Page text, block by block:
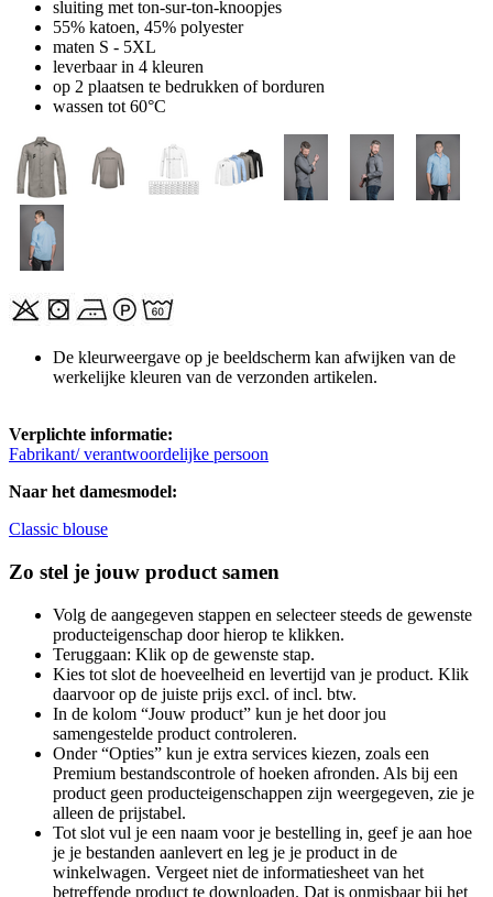
sluiting met ton-sur-ton-knoopjes
55% katoen, 45% polyester
maten S - 5XL
leverbaar in 4 kleuren
op 2 plaatsen te bedrukken of borduren
wassen tot 60°C
De kleurweergave op je beeldscherm kan afwijken van de
werkelijke kleuren van de verzonden artikelen.
Verplichte informatie:
Fabrikant/ verantwoordelijke persoon
Naar het damesmodel:
Classic blouse
Zo stel je jouw product samen
Volg de aangegeven stappen en selecteer steeds de gewenste
producteigenschap door hierop te klikken.
Teruggaan: Klik op de gewenste stap.
Kies tot slot de hoeveelheid en levertijd van je product. Klik
daarvoor op de juiste prijs excl. of incl. btw.
In de kolom “Jouw product” kun je het door jou
samengestelde product controleren.
Onder “Opties” kun je extra services kiezen, zoals een
Premium bestandscontrole of hoeken afronden. Als bij een
product geen producteigenschappen zijn weergegeven, zie je
alleen de prijstabel.
Tot slot vul je een naam voor je bestelling in, geef je aan hoe
je je bestanden aanlevert en leg je je product in de
winkelwagen. Vergeet niet de informatiesheet van het
betreffende product te downloaden. Dat is onmisbaar bij het